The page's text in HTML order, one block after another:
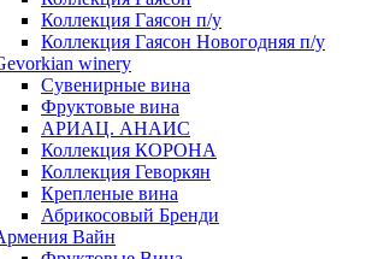
Коллекция Гаясон п/у
Коллекция Гаясон Новогодняя п/у
winery
Сувенирные вина
Фруктовые вина
АРИАЦ. АНАИС
Коллекция КОРОНА
Коллекция Геворкян
Крепленые вина
Абрикосовый Бренди
Вайн